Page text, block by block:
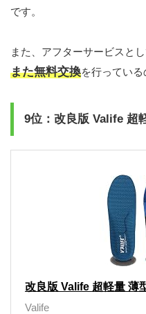
です。
また、アフターサービスと
また無料交換を行っている
9位：改良版 Valife 超
改良版 Valife 超軽量 薄
Valife